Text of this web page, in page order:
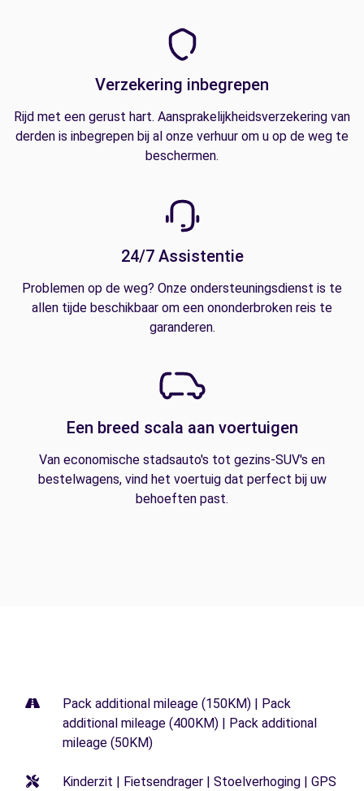
Verzekering inbegrepen
Rijd met een gerust hart. Aansprakelijkheidsverzekering van
derden is inbegrepen bij al onze verhuur om u op de weg te
beschermen.
24/7 Assistentie
Problemen op de weg? Onze ondersteuningsdienst is te
allen tijde beschikbaar om een ononderbroken reis te
garanderen.
Een breed scala aan voertuigen
Van economische stadsauto's tot gezins-SUV's en
bestelwagens, vind het voertuig dat perfect bij uw
behoeften past.
Pack additional mileage (150KM) | Pack
additional mileage (400KM) | Pack additional
mileage (50KM)
Kinderzit | Fietsendrager | Stoelverhoging | GPS